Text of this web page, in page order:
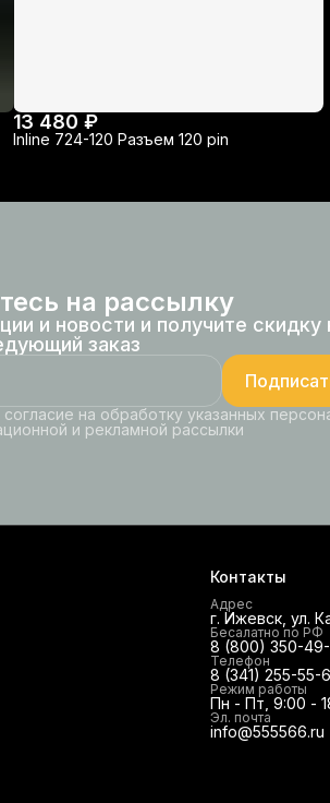
13 480 ₽
Inline 724-120 Разъем 120 pin
на рассылку
и новости и получите скидку
заказ
на обработку указанных
и рекламной рассылки
Контакты
Адрес
г. Ижевск, ул.
Бесалатно по РФ
8 (800) 350-
Телефон
8 (341) 255-55-
Режим работы
Пн - Пт, 9:00 -
Эл. почта
info@555566.ru